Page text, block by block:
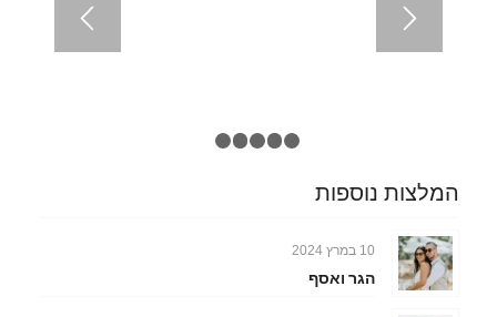
המלצות נוספות
10 במרץ 2024
הגר ואסף